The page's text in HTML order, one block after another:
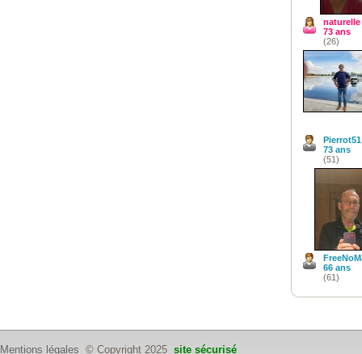
naturelle
73 ans
(26)
Pierrot51
73 ans
(51)
66 ans
(61)
Mentions légales © Copyright 2025 site sécurisé